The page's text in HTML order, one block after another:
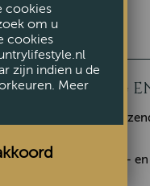
LEVERING
Klaar voor
Ons - en
cookies
om u
cookies
zijn indien u de
Meer